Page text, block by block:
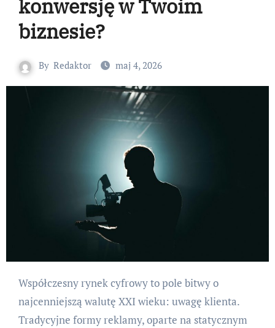
konwersję w Twoim
biznesie?
By Redaktor maj 4, 2026
Współczesny rynek cyfrowy to pole bitwy o
najcenniejszą walutę XXI wieku: uwagę klienta.
Tradycyjne formy reklamy, oparte na statycznym